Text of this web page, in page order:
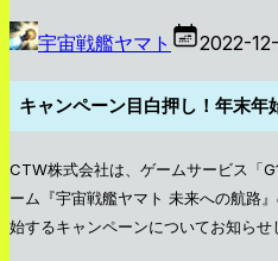
宇宙戦艦ヤマト 2022-
キャンペーン目白押し！年末年
CTW株式会社は、ゲームサービス「
ーム『宇宙戦艦ヤマト 未来への航路
始するキャンペーンについてお知らせ